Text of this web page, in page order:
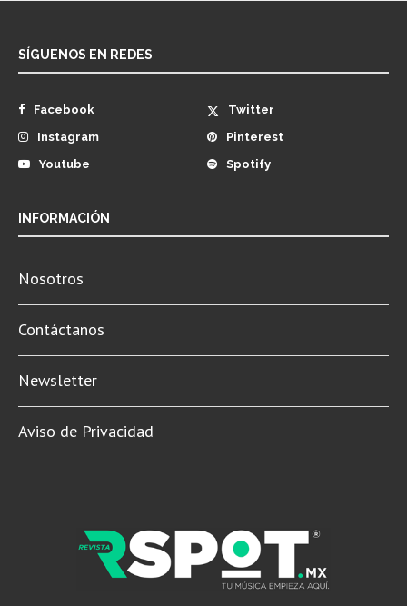
SÍGUENOS EN REDES
Facebook
Twitter
Instagram
Pinterest
Youtube
Spotify
INFORMACIÓN
Nosotros
Contáctanos
Newsletter
Aviso de Privacidad